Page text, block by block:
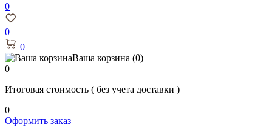
0
0
0
Ваша корзина (0)
0
Итоговая стоимость ( без учета доставки )
0
Оформить заказ